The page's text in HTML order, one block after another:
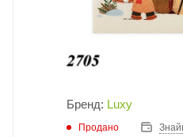
Бренд: Luxy
Продано